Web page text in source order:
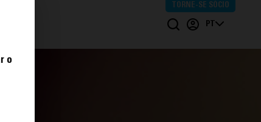
TORNE-SE SÓCIO
PT
o